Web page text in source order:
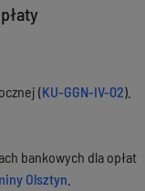
(KU-GGN-IV-02).
bankowych dla opłat
Olsztyn